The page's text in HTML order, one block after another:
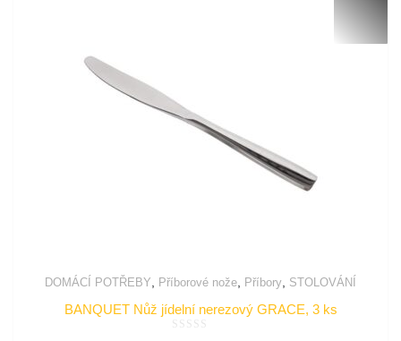
DOMÁCÍ POTŘEBY Příborové nože Příbory STOLOVÁNÍ
BANQUET Nůž jídelní nerezový GRACE, 3 ks